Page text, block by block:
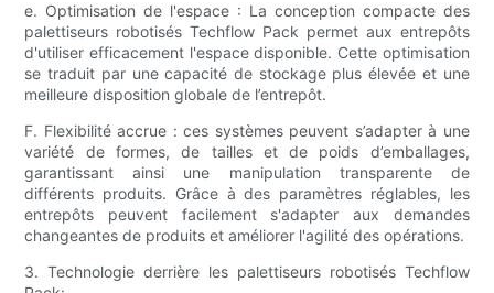
e. Optimisation de l'espace : La conception compacte des
palettiseurs robotisés Techflow Pack permet aux entrepôts
d'utiliser efficacement l'espace disponible. Cette optimisation
se traduit par une capacité de stockage plus élevée et une
meilleure disposition globale de l’entrepôt.
F. Flexibilité accrue : ces systèmes peuvent s’adapter à une
variété de formes, de tailles et de poids d’emballages,
garantissant ainsi une manipulation transparente de
différents produits. Grâce à des paramètres réglables, les
entrepôts peuvent facilement s'adapter aux demandes
changeantes de produits et améliorer l'agilité des opérations.
3. Technologie derrière les palettiseurs robotisés Techflow